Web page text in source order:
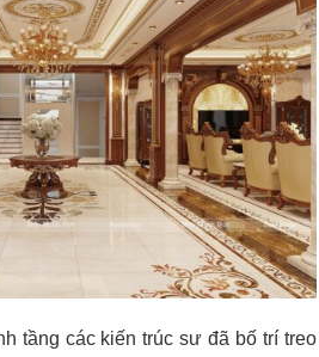
tầng các kiến trúc sư đã bố trí treo